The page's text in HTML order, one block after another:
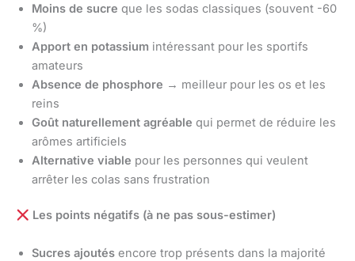
Moins de sucre que les sodas classiques (souvent -60
%)
Apport en potassium intéressant pour les sportifs
amateurs
Absence de phosphore → meilleur pour les os et les
reins
Goût naturellement agréable qui permet de réduire les
arômes artificiels
Alternative viable pour les personnes qui veulent
arrêter les colas sans frustration
Les points négatifs (à ne pas sous-estimer)
Sucres ajoutés encore trop présents dans la majorité